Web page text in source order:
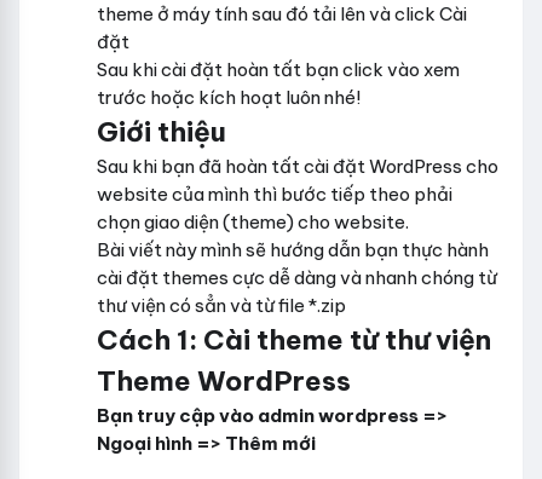
theme ở máy tính sau đó tải lên và click Cài
đặt
Sau khi cài đặt hoàn tất bạn click vào xem
trước hoặc kích hoạt luôn nhé!
Giới thiệu
Sau khi bạn đã hoàn tất cài đặt WordPress cho
website của mình thì bước tiếp theo phải
chọn giao diện (theme) cho website.
Bài viết này mình sẽ hướng dẫn bạn thực hành
cài đặt themes cực dễ dàng và nhanh chóng từ
thư viện có sẳn và từ file *.zip
Cách 1: Cài theme từ thư viện
Theme WordPress
Bạn truy cập vào admin wordpress =>
Ngoại hình => Thêm mới